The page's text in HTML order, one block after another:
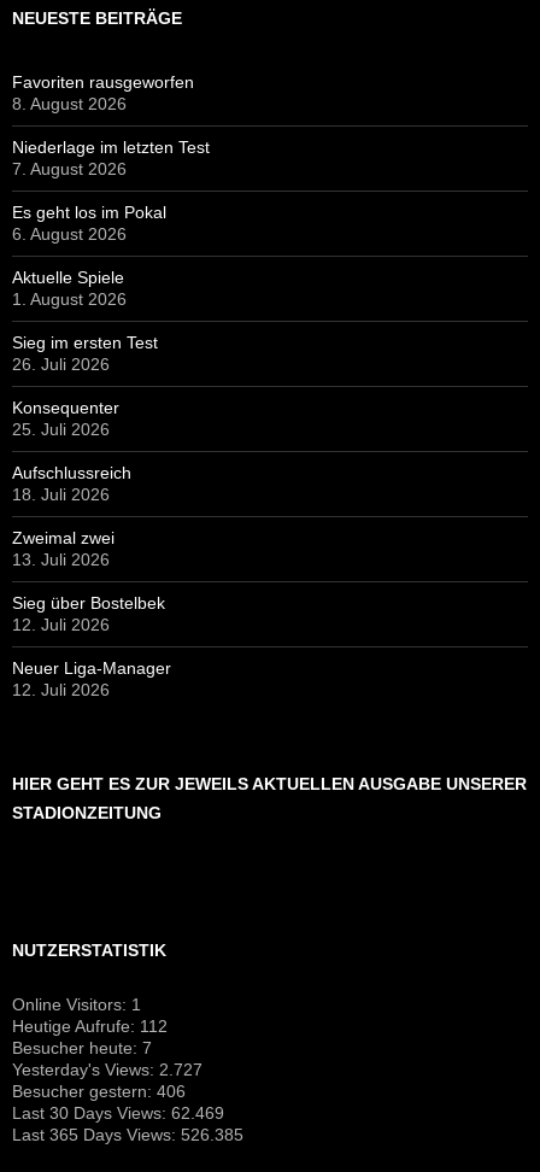
NEUESTE BEITRÄGE
Favoriten rausgeworfen
8. August 2026
Niederlage im letzten Test
7. August 2026
Es geht los im Pokal
6. August 2026
Aktuelle Spiele
1. August 2026
Sieg im ersten Test
26. Juli 2026
Konsequenter
25. Juli 2026
Aufschlussreich
18. Juli 2026
Zweimal zwei
13. Juli 2026
Sieg über Bostelbek
12. Juli 2026
Neuer Liga-Manager
12. Juli 2026
HIER GEHT ES ZUR JEWEILS AKTUELLEN AUSGABE UNSERER
STADIONZEITUNG
NUTZERSTATISTIK
Online Visitors: 1
Heutige Aufrufe: 112
Besucher heute: 7
Yesterday's Views: 2.727
Besucher gestern: 406
Last 30 Days Views: 62.469
Last 365 Days Views: 526.385